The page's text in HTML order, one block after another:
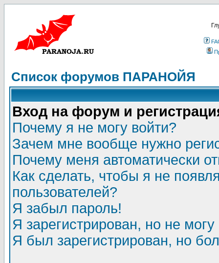
Список форумов ПАРАНОЙЯ
Вход на форум и
Почему я не могу войти?
Зачем мне вообще нужно
Почему меня автоматически
Как сделать, чтобы я не
пользователей?
Я забыл пароль!
Я зарегистрирован, но не могу
Я был зарегистрирован, но